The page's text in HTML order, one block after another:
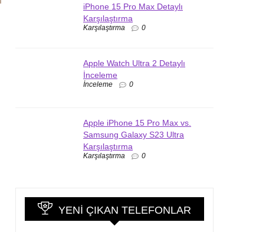
iPhone 15 Pro Max Detaylı
Karşılaştırma
Karşılaştırma 0
Apple Watch Ultra 2 Detaylı
İnceleme
İnceleme 0
Apple iPhone 15 Pro Max vs.
Samsung Galaxy S23 Ultra
Karşılaştırma
Karşılaştırma 0
YENI ÇIKAN TELEFONLAR